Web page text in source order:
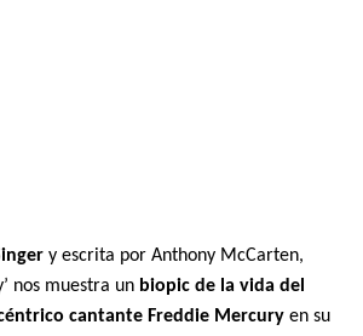
y escrita por Anthony McCarten,
nos muestra un biopic de la vida del
cantante Freddie Mercury en su